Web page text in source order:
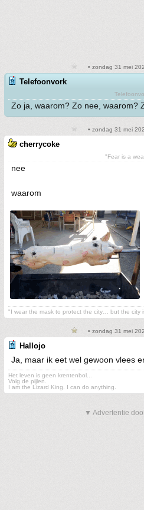
• zondag 31 mei
Telefoonvork
Zo ja, waarom? Zo nee, waarom?
• zondag 31 mei
cherrycoke
"Fear is a
nee
waarom
"I wear the mask to protect the city… but the city
• zondag 31 mei
Hallojo
Ja, maar ik eet wel gewoon vlees
Het leven is geen krentenbol...
Volg de pijlen.
I am the Lizard King. I can do anything.
▼ Advertentie